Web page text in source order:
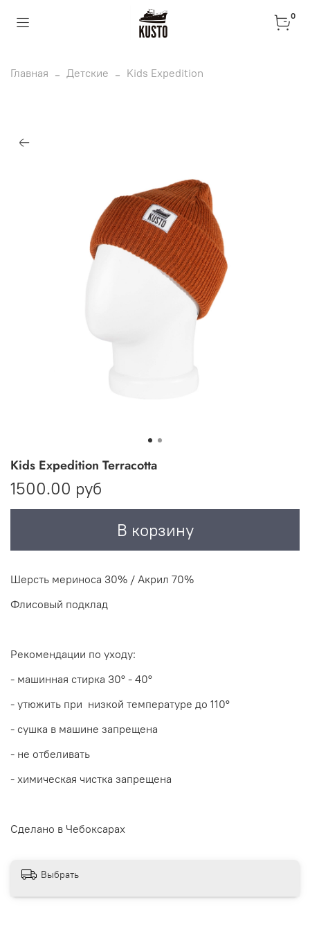
0
Главная Детские Kids Expedition
Kids Expedition Terracotta
1500.00 руб
В корзину
Шерсть мериноса 30% / Акрил 70%
Флисовый подклад
Рекомендации по уходу:
- машинная стирка 30° - 40°
- утюжить при низкой температуре до 110°
- сушка в машине запрещена
- не отбеливать
- химическая чистка запрещена
Сделано в Чебоксарах
Выбрать